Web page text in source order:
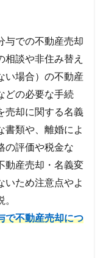
与での不動産売却
相談や非住み替え
い場合）の不動産
どの必要な手続
売却に関する名義
書類や、離婚によ
の評価や税金な
動産売却・名義変
いため注意点やよ
で不動産売却につ